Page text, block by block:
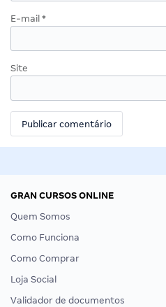
E-mail *
Site
GRAN CURSOS ONLINE
Quem Somos
Como Funciona
Como Comprar
Loja Social
Validador de documentos